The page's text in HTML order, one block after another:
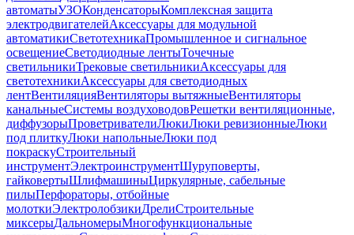
автоматыУЗОКонденсаторыКомплексная защита
электродвигателейАксессуары для модульной
автоматикиСветотехникаПромышленное и сигнальное
освещениеСветодиодные лентыТочечные
светильникиТрековые светильникиАксессуары для
светотехникиАксессуары для светодиодных
лентВентиляцияВентиляторы вытяжныеВентиляторы
канальныеСистемы воздуховодовРешетки вентиляционные,
диффузорыПроветривателиЛюкиЛюки ревизионныеЛюки
под плиткуЛюки напольныеЛюки под
покраскуСтроительный
инструментЭлектроинструментШуруповерты,
гайковертыШлифмашиныЦиркулярные, сабельные
пилыПерфораторы, отбойные
молоткиЭлектролобзикиДрелиСтроительные
миксерыДальномерыМногофункциональные